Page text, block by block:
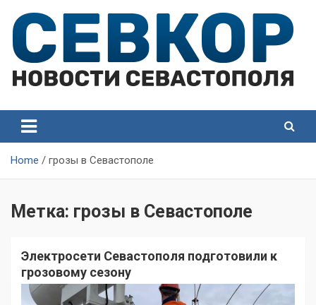
content
Севастополя
Севастополя
Home грозы в Севастополе
Метка: грозы в Севастополе
Электросети Севастополя подготовили к
грозовому сезону